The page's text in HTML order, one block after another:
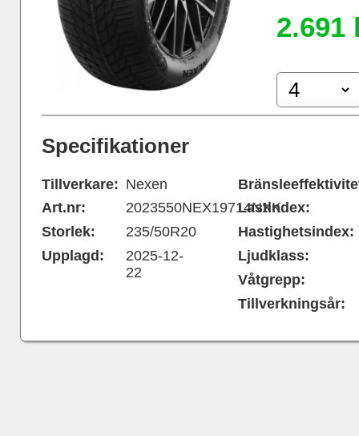
2.691
Specifikationer
Tillverkare:
Art.nr:
Storlek:
Upplagd:
Nexen
2023550NEX19714NXK
235/50R20
2025-12-
22
Lastindex:
Hastighetsindex:
Ljudklass:
Våtgrepp:
Tillverkningsår: